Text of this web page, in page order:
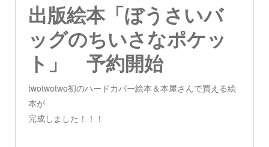
出版絵本「ぼうさいバ
ッグのちいさなポケッ
ト」 予約開始
twotwotwo初のハードカバー絵本＆本屋さんで買える絵
本が
完成しました！！！